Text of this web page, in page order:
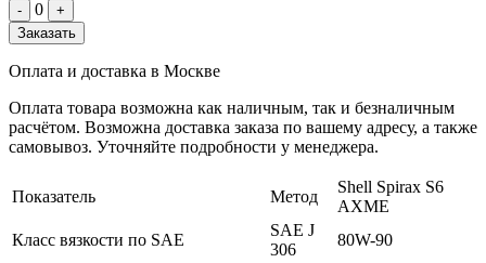
- 0
+
Заказать
Оплата и доставка в Москве
Оплата товара возможна как наличным, так и безналичным
расчётом. Возможна доставка заказа по вашему адресу, а также
самовывоз. Уточняйте подробности у менеджера.
Показатель Метод
Shell Spirax S6
AXME
Класс вязкости по SAE
SAE J
306
80W-90